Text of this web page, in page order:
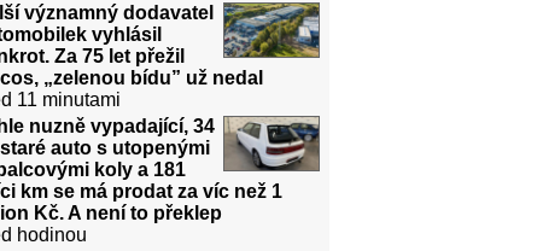
významný dodavatel
vyhlásil
Za 75 let přežil
„zelenou bídu” už nedal
11 minutami
nuzně vypadající, 34
staré auto s utopenými
koly a 181
km se má prodat za víc než 1
Kč. A není to překlep
hodinou